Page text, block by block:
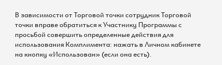
В зависимости от Торговой точки сотрудник Торговой
точки вправе обратиться к Участнику Программы с
просьбой совершить определенные действия для
использования Комплимента: нажать в Личном кабинете
на кнопку «Использован» (если она есть).